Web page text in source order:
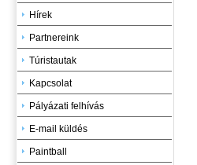
Hírek
Partnereink
Túristautak
Kapcsolat
Pályázati felhívás
E-mail küldés
Paintball